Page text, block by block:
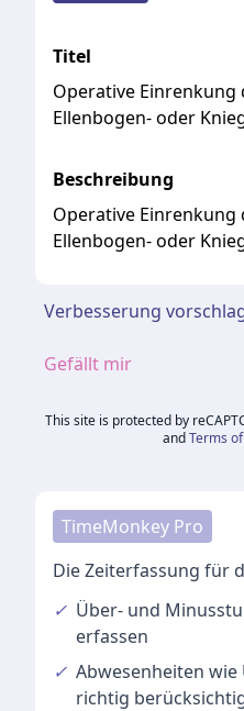
Titel
Operative Einrenkung
Ellenbogen- oder
Beschreibung
Operative Einrenkung
Ellenbogen- oder
Verbesserung
Gefällt mir
This site is protected by
and Terms
TimeMonkey Pro
Die Zeiterfassung für
✓ Über- und
erfassen
✓ Abwesenheiten wie
richtig